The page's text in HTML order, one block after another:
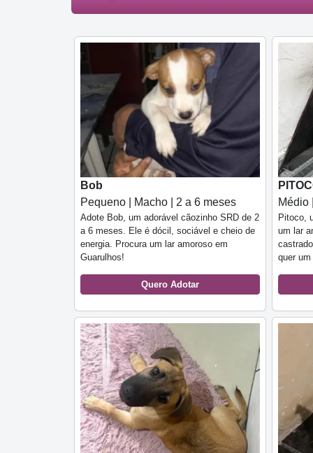
Bob
Pequeno | Macho | 2 a 6 meses
Adote Bob, um adorável cãozinho SRD de 2
a 6 meses. Ele é dócil, sociável e cheio de
energia. Procura um lar amoroso em
Guarulhos!
Quero Adotar
Médio
Pitoco,
um lar
quer